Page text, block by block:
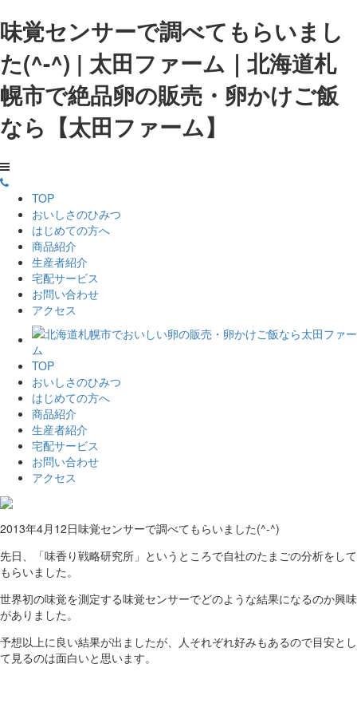
味覚センサーで調べてもらいまし
た(^-^) | 太田ファーム｜北海道札
幌市で絶品卵の販売・卵かけご飯
なら【太田ファーム】
TOP
おいしさのひみつ
はじめての方へ
商品紹介
生産者紹介
宅配サービス
お問い合わせ
アクセス
TOP
おいしさのひみつ
はじめての方へ
商品紹介
生産者紹介
宅配サービス
お問い合わせ
アクセス
2013年4月12日味覚センサーで調べてもらいました(^-^)
先日、「味香り戦略研究所」というところで自社のたまごの分析をして
もらいました。
世界初の味覚を測定する味覚センサーでどのような結果になるのか興味
がありました。
予想以上に良い結果が出ましたが、人それぞれ好みもあるので目安とし
て見るのは面白いと思います。